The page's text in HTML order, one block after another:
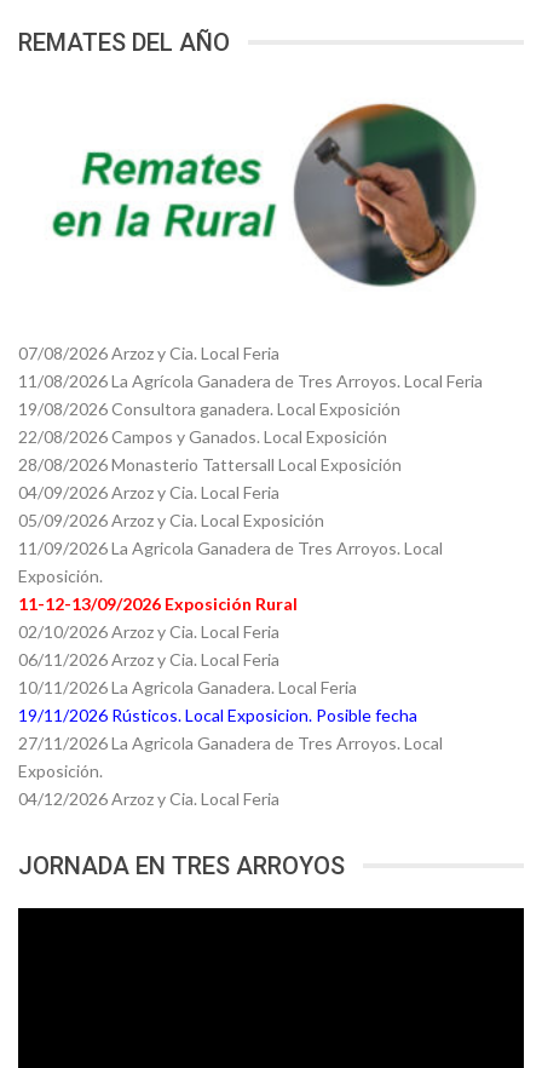
REMATES DEL AÑO
07/08/2026 Arzoz y Cia. Local Feria
11/08/2026 La Agrícola Ganadera de Tres Arroyos. Local Feria
19/08/2026 Consultora ganadera. Local Exposición
22/08/2026 Campos y Ganados. Local Exposición
28/08/2026 Monasterio Tattersall Local Exposición
04/09/2026 Arzoz y Cia. Local Feria
05/09/2026 Arzoz y Cia. Local Exposición
11/09/2026 La Agricola Ganadera de Tres Arroyos. Local
Exposición.
11-12-13/09/2026 Exposición Rural
02/10/2026 Arzoz y Cia. Local Feria
06/11/2026 Arzoz y Cia. Local Feria
10/11/2026 La Agricola Ganadera. Local Feria
19/11/2026 Rústicos. Local Exposicion. Posible fecha
27/11/2026 La Agricola Ganadera de Tres Arroyos. Local
Exposición.
04/12/2026 Arzoz y Cia. Local Feria
JORNADA EN TRES ARROYOS